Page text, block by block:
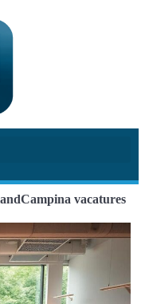
vacatures